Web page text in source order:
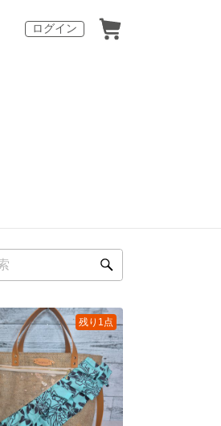
ログイン
残り1点